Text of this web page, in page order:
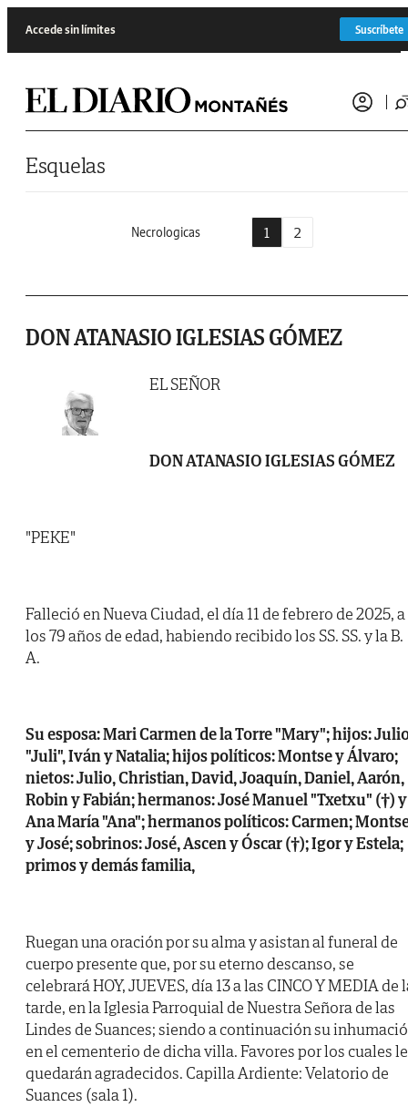
Accede sin límites Suscríbete
Esquelas
Necrologicas 1 2
DON ATANASIO IGLESIAS GÓMEZ
EL SEÑOR
DON ATANASIO IGLESIAS GÓMEZ
"PEKE"
Falleció en Nueva Ciudad, el día 11 de febrero de 2025, a
los 79 años de edad, habiendo recibido los SS. SS. y la B.
A.
Su esposa: Mari Carmen de la Torre "Mary"; hijos:
"Juli", Iván y Natalia; hijos políticos: Montse y Álvaro;
nietos: Julio, Christian, David, Joaquín, Daniel, Aarón,
Robin y Fabián; hermanos: José Manuel "Txetxu" (†) y
Ana María "Ana"; hermanos políticos: Carmen;
y José; sobrinos: José, Ascen y Óscar (†); Igor y Estela;
primos y demás familia,
Ruegan una oración por su alma y asistan al funeral de
cuerpo presente que, por su eterno descanso, se
celebrará HOY, JUEVES, día 13 a las CINCO Y MEDIA de
tarde, en la Iglesia Parroquial de Nuestra Señora de las
Lindes de Suances; siendo a continuación su
en el cementerio de dicha villa. Favores por los cuales
quedarán agradecidos. Capilla Ardiente: Velatorio de
Suances (sala 1).